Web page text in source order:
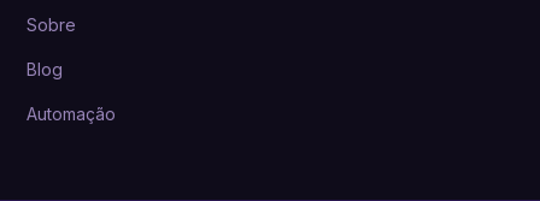
Sobre
Blog
Automação